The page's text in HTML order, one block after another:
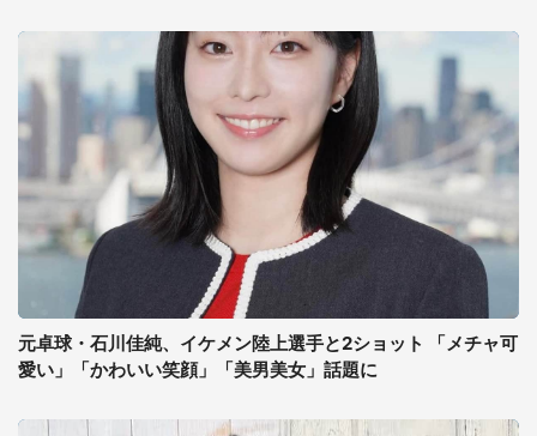
元卓球・石川佳純、イケメン陸上選手と2ショット 「メチャ可
愛い」「かわいい笑顔」「美男美女」話題に